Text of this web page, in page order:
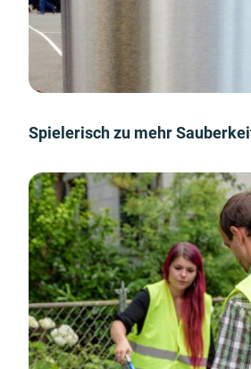
Spielerisch zu mehr